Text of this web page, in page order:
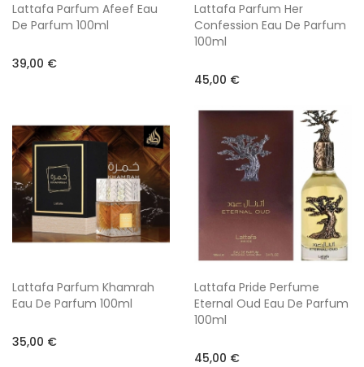
Lattafa Parfum Afeef Eau
De Parfum 100ml
39,00 €
Lattafa Parfum Her
Confession Eau De Parfum
100ml
45,00 €
Lattafa Parfum Khamrah
Eau De Parfum 100ml
35,00 €
Lattafa Pride Perfume
Eternal Oud Eau De Parfum
100ml
45,00 €